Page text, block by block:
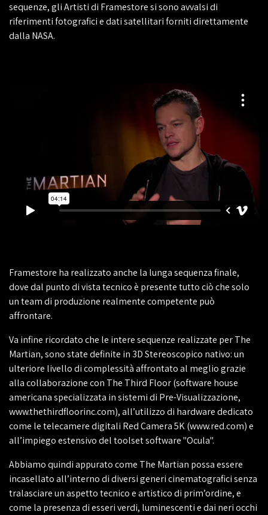
sequenze, gli Artisti di Framestore si sono avvalsi di
riferimenti fotografici e dati satellitari forniti direttamente
dalla NASA.
Framestore ha realizzato anche la lunga sequenza finale,
dove dal punto di vista tecnico è presente tutto ciò che solo
un team di produzione realmente competente può
affrontare.
Va infine ricordato che le intere sequenze realizzate per The
Martian, sono state definite in 3D Stereoscopico nativo: un
ulteriore livello di complessità affrontato al meglio grazie
alla collaborazione con The Third Floor (software house
americana specializzata in sistemi di Pre-Visualizzazione,
www.thethirdfloorinc.com), all’utilizzo di hardware dedicato
come le telecamere digitali Red Camera 5K (www.red.com) e
all’impiego estensivo del toolset software "Ocula".
Abbiamo quindi appurato come The Martian possa essere
incasellato all’interno di diversi generi cinematografici senza
tralasciare un aspetto tecnico e artistico di prim’ordine, e
come la presenza di esseri verdi, luminescenti e dai neri occhi